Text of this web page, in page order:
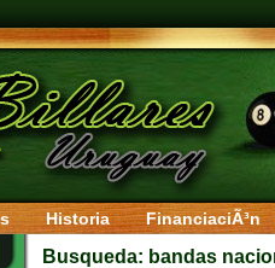
Historia FinanciaciÃ³n
Busqueda: bandas